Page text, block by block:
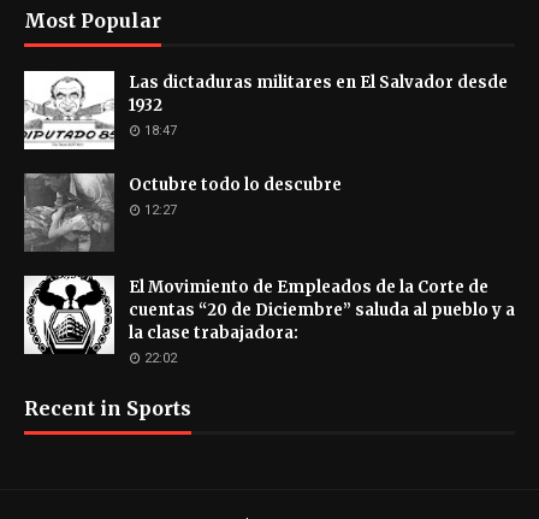
Most Popular
Las dictaduras militares en El Salvador desde
1932
18:47
Octubre todo lo descubre
12:27
El Movimiento de Empleados de la Corte de
cuentas “20 de Diciembre” saluda al pueblo y a
la clase trabajadora:
22:02
Recent in Sports